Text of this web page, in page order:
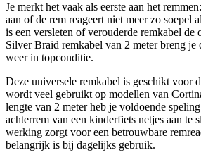
Je merkt het vaak als eerste aan het
aan of de rem reageert niet meer zo soepel
is een versleten of verouderde remkabel de
Silver Braid remkabel van 2 meter breng je
weer in topconditie.
Deze universele remkabel is geschikt voor
wordt veel gebruikt op modellen van
lengte van 2 meter heb je voldoende
achterrem van een kinderfiets netjes aan te
werking zorgt voor een betrouwbare
belangrijk is bij dagelijks gebruik.